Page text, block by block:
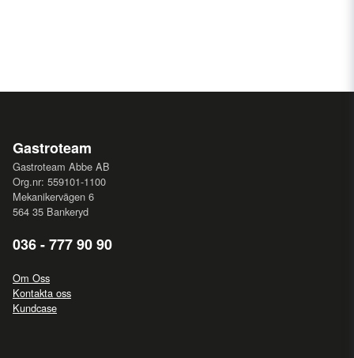
djup
(760660431) Trådhylla, grå, PE belagd, med bakkant, 1/1
EN djyp, exkl. bärskenor.
Gastroteam
Gastroteam Abbe AB
Org.nr: 559101-1100
Mekanikervägen 6
564 35 Bankeryd
036 - 777 90 90
Om Oss
Kontakta oss
Kundcase